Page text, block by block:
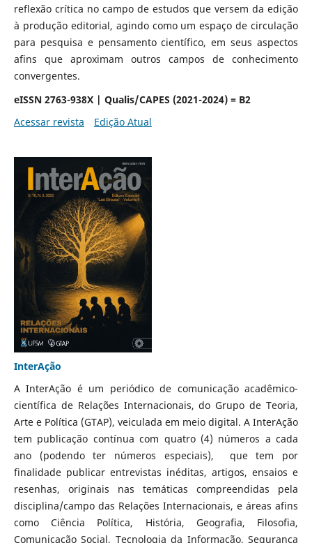
reflexão crítica no campo de estudos que versem da edição
à produção editorial, agindo como um espaço de circulação
para pesquisa e pensamento científico, em seus aspectos
afins que aproximam outros campos de conhecimento
convergentes.
eISSN 2763-938X | Qualis/CAPES (2021-2024) = B2
Acessar revista
Edição Atual
InterAção
A InterAção é um periódico de comunicação acadêmico-
científica de Relações Internacionais, do Grupo de Teoria,
Arte e Política (GTAP), veiculada em meio digital. A InterAção
tem publicação contínua com quatro (4) números a cada
ano (podendo ter números especiais), que tem por
finalidade publicar entrevistas inéditas, artigos, ensaios e
resenhas, originais nas temáticas compreendidas pela
disciplina/campo das Relações Internacionais, e áreas afins
como Ciência Política, História, Geografia, Filosofia,
Comunicação Social, Tecnologia da Informação, Segurança